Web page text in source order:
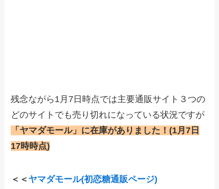
残念ながら1月7日時点では主要通販サイト３つの
どのサイトでも売り切れになっている状況ですが
「ヤマダモール」に在庫がありました！(1月7日
17時時点)
＜＜ ヤマダモール(初恋糖通販ページ)